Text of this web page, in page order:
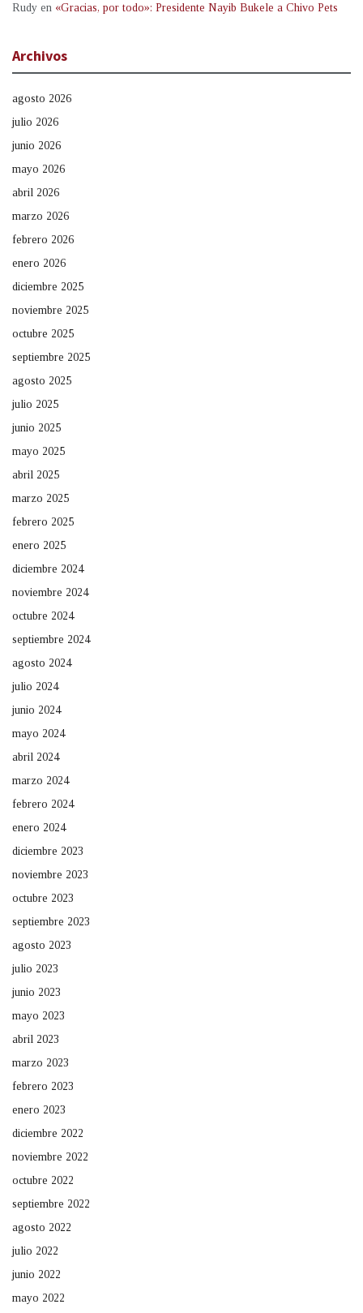
Rudy en «Gracias, por todo»: Presidente Nayib Bukele a Chivo Pets
Archivos
agosto 2026
julio 2026
junio 2026
mayo 2026
abril 2026
marzo 2026
febrero 2026
enero 2026
diciembre 2025
noviembre 2025
octubre 2025
septiembre 2025
agosto 2025
julio 2025
junio 2025
mayo 2025
abril 2025
marzo 2025
febrero 2025
enero 2025
diciembre 2024
noviembre 2024
octubre 2024
septiembre 2024
agosto 2024
julio 2024
junio 2024
mayo 2024
abril 2024
marzo 2024
febrero 2024
enero 2024
diciembre 2023
noviembre 2023
octubre 2023
septiembre 2023
agosto 2023
julio 2023
junio 2023
mayo 2023
abril 2023
marzo 2023
febrero 2023
enero 2023
diciembre 2022
noviembre 2022
octubre 2022
septiembre 2022
agosto 2022
julio 2022
junio 2022
mayo 2022